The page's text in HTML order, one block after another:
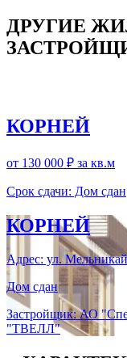
ДРУГИЕ
КОРНЕЙ
от 130 000 ₽ за кв.м
Срок сдачи: Дом сдан
КОРНЕЙ
Адрес: ул.
Дом сдан
Застройщик: АО
"ТВЕЛЛ"